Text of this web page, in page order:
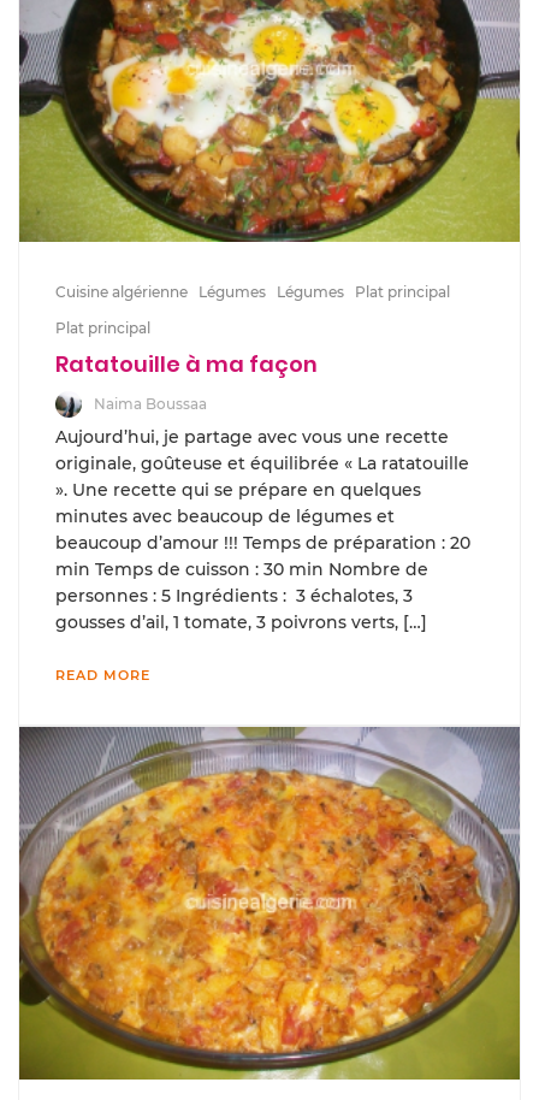
Cuisine algérienne Légumes Légumes
Plat principal
Plat principal
Ratatouille à ma façon
Naima Boussaa
Aujourd’hui, je partage avec vous une recette
originale, goûteuse et équilibrée « La ratatouille
». Une recette qui se prépare en quelques
minutes avec beaucoup de légumes et
beaucoup d’amour !!! Temps de préparation : 20
min Temps de cuisson : 30 min Nombre de
personnes : 5 Ingrédients : 3 échalotes, 3
gousses d’ail, 1 tomate, 3 poivrons verts, […]
READ MORE